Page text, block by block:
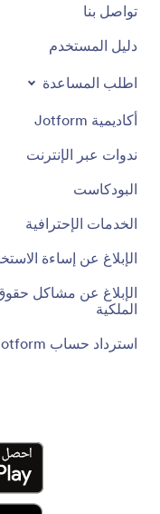
تواصل بنا
دليل المستخدم
اطلب المساعدة
أكاديمية Jotform
ندوات عبر الإنترنت
البودكاست
الخدمات الإحترافية
الإبلاغ عن إساءة
الإبلاغ عن مشاكل
الملكية
استرداد حساب Jotform